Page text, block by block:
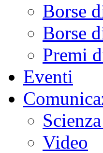
Borse
Borse
Premi
Eventi
Video